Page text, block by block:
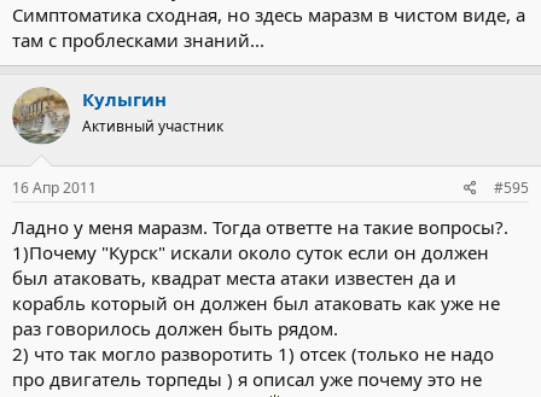
Симптоматика сходная, но здесь маразм в чистом виде, а
там с проблесками знаний...
Кулыгин
Активный участник
16 Апр 2011 #595
Ладно у меня маразм. Тогда ответте на такие вопросы?.
1)Почему "Курск" искали около суток если он должен
был атаковать, квадрат места атаки известен да и
корабль который он должен был атаковать как уже не
раз говорилось должен быть рядом.
2) что так могло разворотить 1) отсек (только не надо
про двигатель торпеды ) я описал уже почему это не